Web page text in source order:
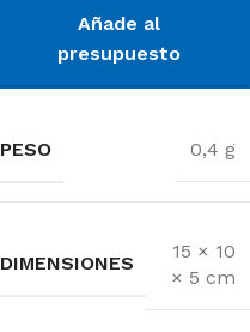
Añade al
presupuesto
PESO 0,4 g
DIMENSIONES
15 × 10
× 5 cm